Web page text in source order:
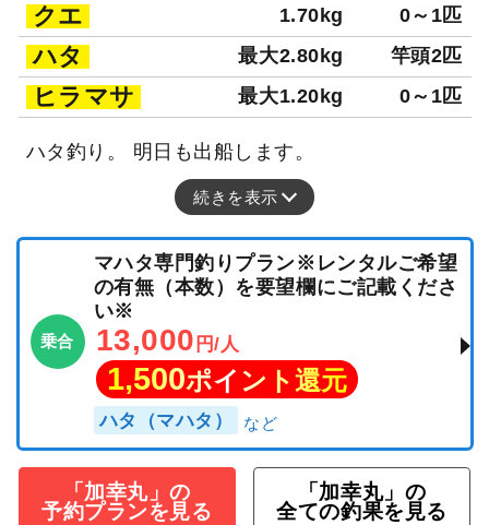
クエ 1.70kg 0～1匹
ハタ 最大2.80kg 竿頭2匹
ヒラマサ 最大1.20kg 0～1匹
ハタ釣り。 明日も出船します。
続きを表示
乗合
マハタ専門釣りプラン※レンタルご希望
の有無（本数）を要望欄にご記載くださ
い※
13,000 円/人
1,500ポイント還元
ハタ（マハタ）
「加幸丸」の
予約プランを見る
「加幸丸」の
全ての釣果を見る